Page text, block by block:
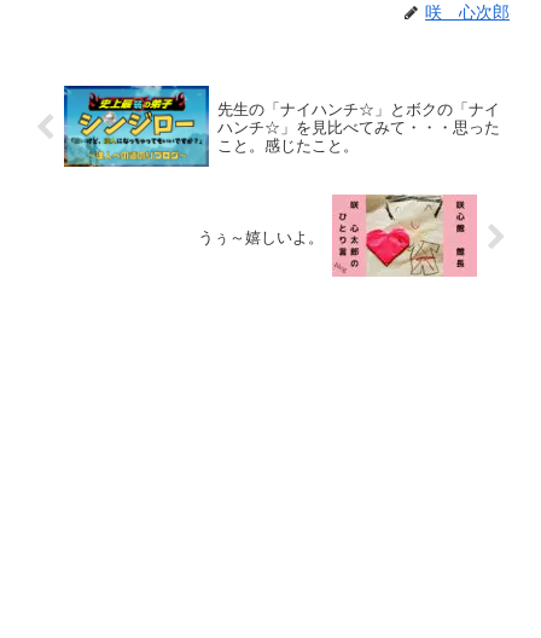
咲 心次郎
先生の「ナイハンチ☆」とボクの「ナイ
ハンチ☆」を見比べてみて・・・思った
こと。感じたこと。
うぅ～嬉しいよ。